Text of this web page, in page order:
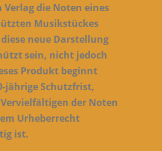
die Noten eines
Musikstückes
neue Darstellung
sein, nicht jedoch
Produkt beginnt
jährige Schutzfrist,
der Noten
Urheberrecht
ist.